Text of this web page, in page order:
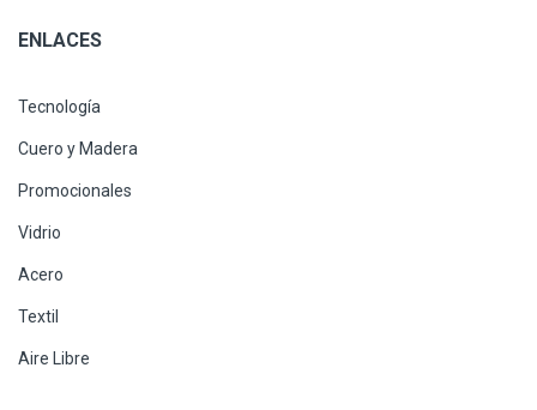
ENLACES
Tecnología
Cuero y Madera
Promocionales
Vidrio
Acero
Textil
Aire Libre